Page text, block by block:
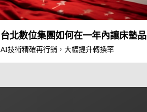
台北數位集團如何在一年內讓床墊品
牌銷售翻倍
AI技術精確再行銷，大幅提升轉換率